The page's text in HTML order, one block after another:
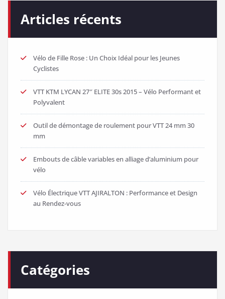
Articles récents
Vélo de Fille Rose : Un Choix Idéal pour les Jeunes
Cyclistes
VTT KTM LYCAN 27″ ELITE 30s 2015 – Vélo Performant et
Polyvalent
Outil de démontage de roulement pour VTT 24 mm 30
mm
Embouts de câble variables en alliage d’aluminium pour
vélo
Vélo Électrique VTT AJIRALTON : Performance et Design
au Rendez-vous
Catégories